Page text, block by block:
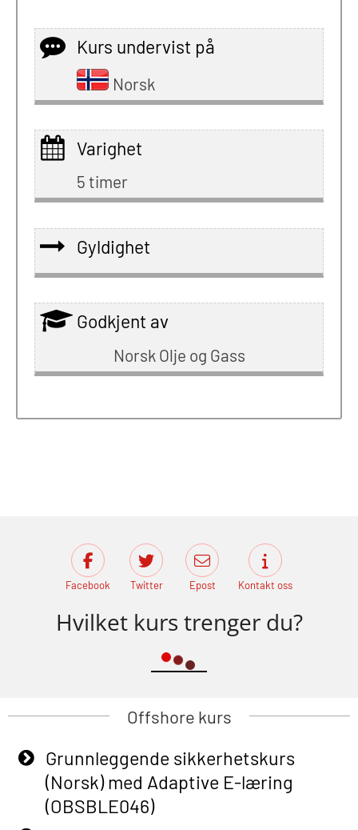
Kurs undervist på
Norsk
Varighet
5 timer
Gyldighet
Godkjent av
Norsk Olje og Gass
Facebook Twitter Epost Kontakt oss
Hvilket kurs trenger du?
Offshore kurs
Grunnleggende sikkerhetskurs
(Norsk) med Adaptive E-læring
(OBSBLE046)